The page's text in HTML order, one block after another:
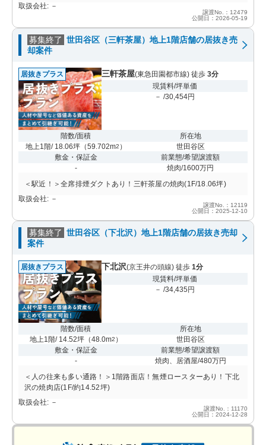
取扱会社: －
譲渡No.：12479
公開日：2026-05-19
募集終了 世田谷区（三軒茶屋）地上1階店舗の居抜き売
却案件
居抜きプラス 三軒茶屋(東急田園都市線) 徒歩 3分
現賃料/坪単価
－ /30,454円
階数/面積
地上1階/ 18.06坪（59.702m2 ）
所在地
世田谷区
敷金・保証金
-
前業態/希望譲渡額
焼肉/1600万円
＜駅近！＞全席排煙ダクトあり！三軒茶屋の焼肉(1F/18.06坪)
取扱会社: －
譲渡No.：12119
公開日：2025-12-10
募集終了 世田谷区（下北沢）地上1階店舗の居抜き売却
案件
居抜きプラス 下北沢(京王井の頭線) 徒歩 1分
現賃料/坪単価
－ /34,435円
階数/面積
地上1階/ 14.52坪（48.0m2 ）
所在地
世田谷区
敷金・保証金
-
前業態/希望譲渡額
焼肉、居酒屋/480万円
＜人の往来も多い通路！＞1階路面店！無煙ロースターあり！下北
沢の焼肉店(1F/約14.52坪)
取扱会社: －
譲渡No.：11170
公開日：2024-12-28